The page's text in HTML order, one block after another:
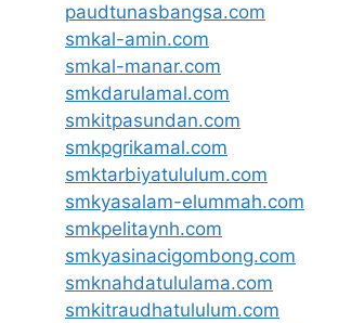
paudtunasbangsa.com
smkal-amin.com
smkal-manar.com
smkdarulamal.com
smkitpasundan.com
smkpgrikamal.com
smktarbiyatululum.com
smkyasalam-elummah.com
smkpelitaynh.com
smkyasinacigombong.com
smknahdatululama.com
smkitraudhatululum.com